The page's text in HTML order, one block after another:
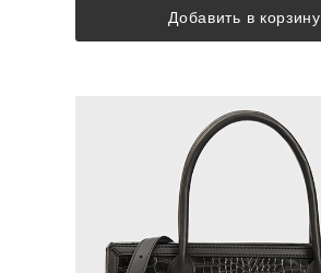
Добавить в корзину